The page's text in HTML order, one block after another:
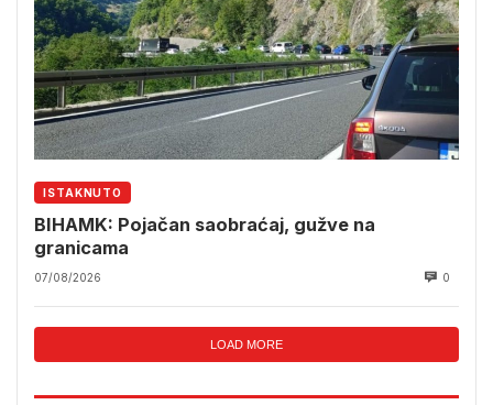
ISTAKNUTO
BIHAMK: Pojačan saobraćaj, gužve na
granicama
07/08/2026 0
LOAD MORE